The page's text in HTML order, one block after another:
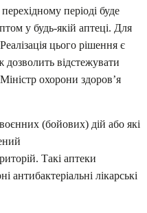
періоді буде
у будь-якій аптеці. Для
цього рішення є
дозволить відстежувати
охорони здоров’я
(бойових) дій або які
Такі аптеки
антибактеріальні лікарські